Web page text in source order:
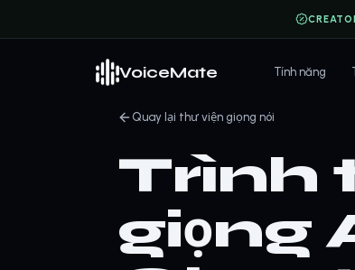
VoiceMate Tính năng
Quay lại thư viện giọng nói
Trình
giọng